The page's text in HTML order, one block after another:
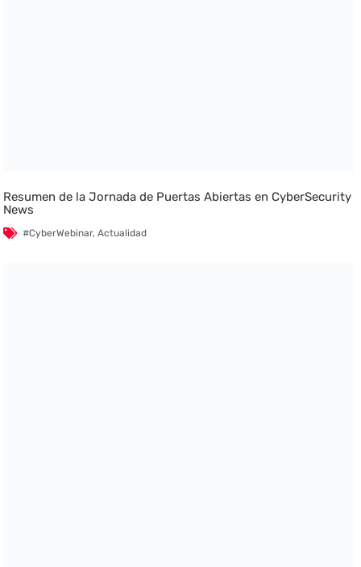
Resumen de la Jornada de Puertas Abiertas en CyberSecurity
News
#CyberWebinar,Actualidad